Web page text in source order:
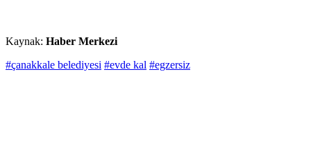
Kaynak: Haber Merkezi
#çanakkale belediyesi #evde kal #egzersiz